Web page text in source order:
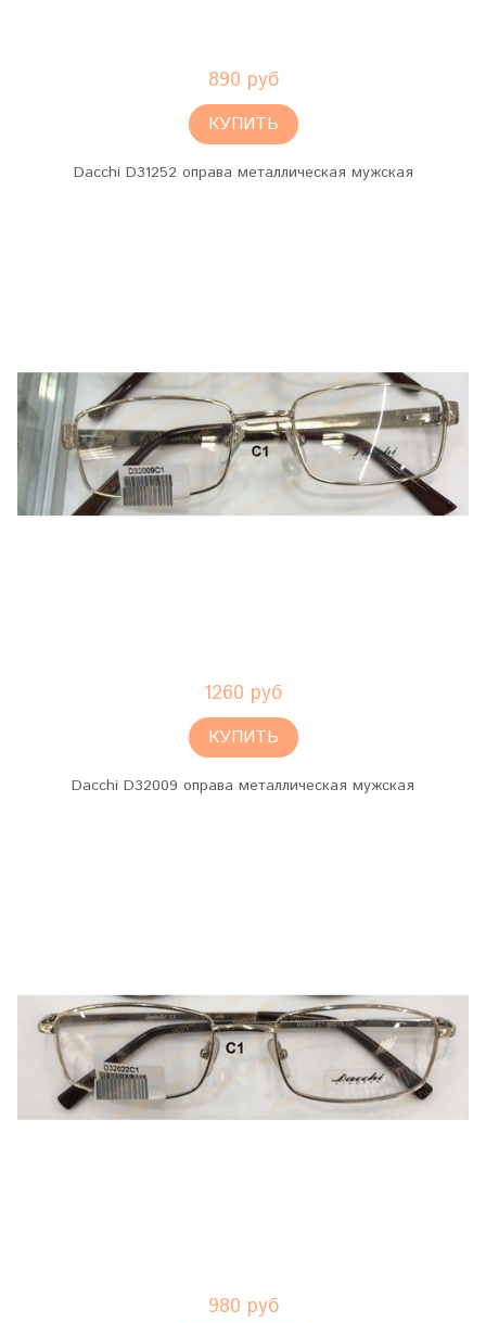
890 руб
КУПИТЬ
Dacchi D31252 оправа металлическая мужская
1260 руб
КУПИТЬ
Dacchi D32009 оправа металлическая мужская
980 руб